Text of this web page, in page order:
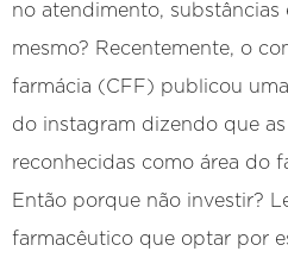
no atendimento, substâncias
mesmo? Recentemente, o
farmácia (CFF) publicou
do instagram dizendo que
reconhecidas como área do
Então porque não investir?
farmacêutico que optar por